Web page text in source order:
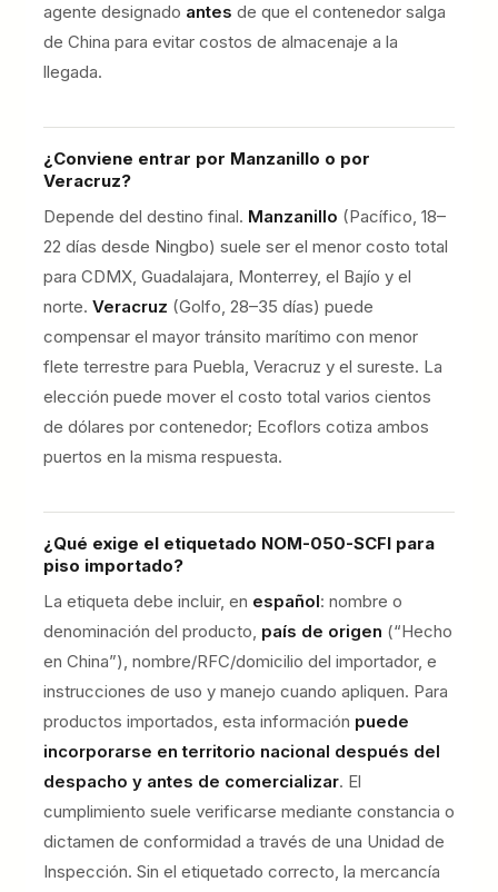
agente designado antes de que el contenedor salga
de China para evitar costos de almacenaje a la
llegada.
¿Conviene entrar por Manzanillo o por
Veracruz?
Depende del destino final. Manzanillo (Pacífico, 18–
22 días desde Ningbo) suele ser el menor costo total
para CDMX, Guadalajara, Monterrey, el Bajío y el
norte. Veracruz (Golfo, 28–35 días) puede
compensar el mayor tránsito marítimo con menor
flete terrestre para Puebla, Veracruz y el sureste. La
elección puede mover el costo total varios cientos
de dólares por contenedor; Ecoflors cotiza ambos
puertos en la misma respuesta.
¿Qué exige el etiquetado NOM-050-SCFI para
piso importado?
La etiqueta debe incluir, en español: nombre o
denominación del producto, país de origen (“Hecho
en China”), nombre/RFC/domicilio del importador, e
instrucciones de uso y manejo cuando apliquen. Para
productos importados, esta información puede
incorporarse en territorio nacional después del
despacho y antes de comercializar. El
cumplimiento suele verificarse mediante constancia o
dictamen de conformidad a través de una Unidad de
Inspección. Sin el etiquetado correcto, la mercancía